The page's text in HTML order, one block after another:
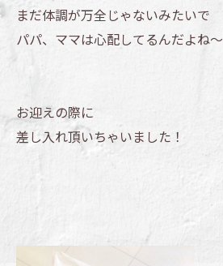
まだ体調が万全じゃないみたいで
パパ、ママは心配してるんだよね～
お迎えの際に
差し入れ頂いちゃいました！